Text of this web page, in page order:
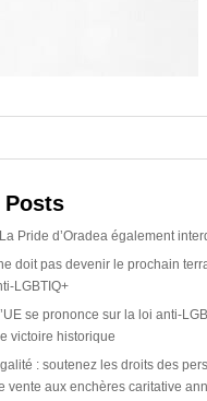
Posts
Pride d’Oradea également
doit pas devenir le prochain
LGBTIQ+
se prononce sur la loi anti-
victoire historique
: soutenez les droits des
vente aux enchères caritative